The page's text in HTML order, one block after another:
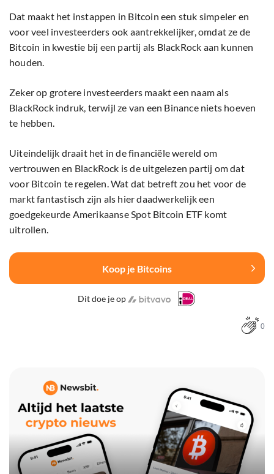
Dat maakt het instappen in Bitcoin een stuk simpeler en
voor veel investeerders ook aantrekkelijker, omdat ze de
Bitcoin in kwestie bij een partij als BlackRock aan kunnen
houden.
Zeker op grotere investeerders maakt een naam als
BlackRock indruk, terwijl ze van een Binance niets hoeven
te hebben.
Uiteindelijk draait het in de financiële wereld om
vertrouwen en BlackRock is de uitgelezen partij om dat
voor Bitcoin te regelen. Wat dat betreft zou het voor de
markt fantastisch zijn als hier daadwerkelijk een
goedgekeurde Amerikaanse Spot Bitcoin ETF komt
uitrollen.
Koop je Bitcoins
Dit doe je op
0